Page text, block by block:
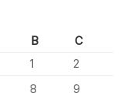
B
C
1
2
8
9